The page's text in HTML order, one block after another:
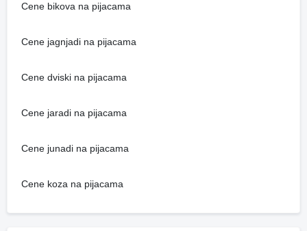
Cene bikova na pijacama
Cene jagnjadi na pijacama
Cene dviski na pijacama
Cene jaradi na pijacama
Cene junadi na pijacama
Cene koza na pijacama